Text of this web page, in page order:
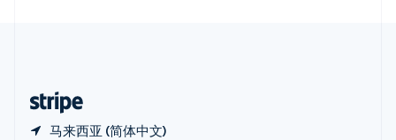
马来西亚 (简体中文)